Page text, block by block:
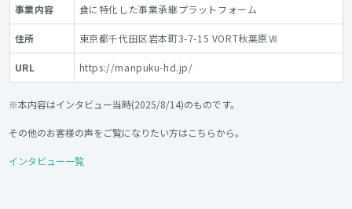
事業内容 食に特化した事業承継プラットフォーム
住所 東京都千代田区岩本町3-7-15 VORT秋葉原Ⅶ
URL https://manpuku-hd.jp/
※本内容はインタビュー当時(2025/8/14)のものです。
その他のお客様の声をご覧になりたい方はこちらから。
インタビュー一覧